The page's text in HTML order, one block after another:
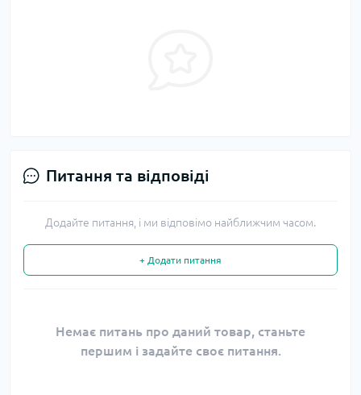
Питання та відповіді
Додайте питання, і ми відповімо найближчим часом.
+ Додати питання
Немає питань про даний товар, станьте
першим і задайте своє питання.